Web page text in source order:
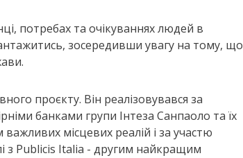
потребах та очікуваннях людей в
зосередивши увагу на тому, що
проєкту. Він реалізовувався за
банками групи Інтеза Санпаоло та їх
місцевих реалій і за участю
з Publicis Italia - другим найкращим